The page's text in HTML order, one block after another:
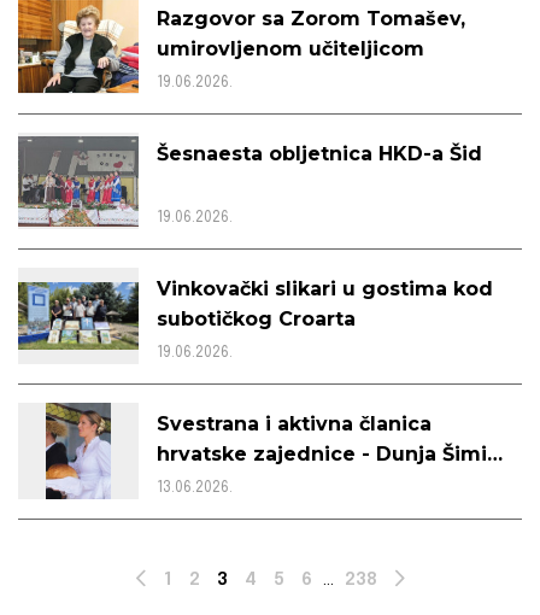
Razgovor sa Zorom Tomašev,
umirovljenom učiteljicom
19.06.2026.
Šesnaesta obljetnica HKD-a Šid
19.06.2026.
Vinkovački slikari u gostima kod
subotičkog Croarta
19.06.2026.
Svestrana i aktivna članica
hrvatske zajednice - Dunja Šimić,
intervju
13.06.2026.
Prev1 2 3 4 5 6 ... 238 Next